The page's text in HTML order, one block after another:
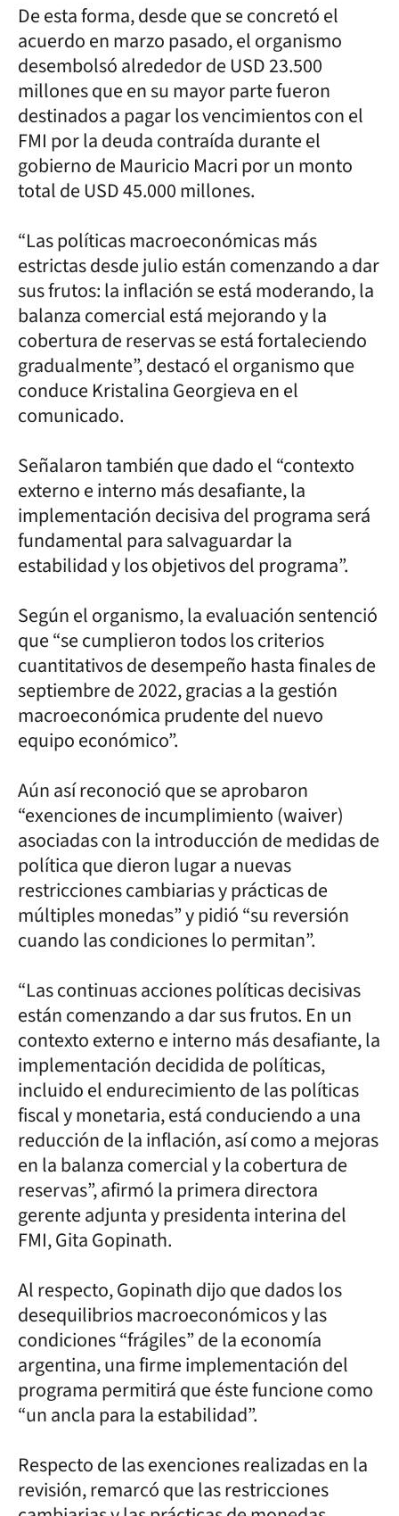
De esta forma, desde que se concretó el
acuerdo en marzo pasado, el organismo
desembolsó alrededor de USD 23.500
millones que en su mayor parte fueron
destinados a pagar los vencimientos con el
FMI por la deuda contraída durante el
gobierno de Mauricio Macri por un monto
total de USD 45.000 millones.
“Las políticas macroeconómicas más
estrictas desde julio están comenzando a dar
sus frutos: la inflación se está moderando, la
balanza comercial está mejorando y la
cobertura de reservas se está fortaleciendo
gradualmente”, destacó el organismo que
conduce Kristalina Georgieva en el
comunicado.
Señalaron también que dado el “contexto
externo e interno más desafiante, la
implementación decisiva del programa será
fundamental para salvaguardar la
estabilidad y los objetivos del programa”.
Según el organismo, la evaluación sentenció
que “se cumplieron todos los criterios
cuantitativos de desempeño hasta finales de
septiembre de 2022, gracias a la gestión
macroeconómica prudente del nuevo
equipo económico”.
Aún así reconoció que se aprobaron
“exenciones de incumplimiento (waiver)
asociadas con la introducción de medidas de
política que dieron lugar a nuevas
restricciones cambiarias y prácticas de
múltiples monedas” y pidió “su reversión
cuando las condiciones lo permitan”.
“Las continuas acciones políticas decisivas
están comenzando a dar sus frutos. En un
contexto externo e interno más desafiante, la
implementación decidida de políticas,
incluido el endurecimiento de las políticas
fiscal y monetaria, está conduciendo a una
reducción de la inflación, así como a mejoras
en la balanza comercial y la cobertura de
reservas”, afirmó la primera directora
gerente adjunta y presidenta interina del
FMI, Gita Gopinath.
Al respecto, Gopinath dijo que dados los
desequilibrios macroeconómicos y las
condiciones “frágiles” de la economía
argentina, una firme implementación del
programa permitirá que éste funcione como
“un ancla para la estabilidad”.
Respecto de las exenciones realizadas en la
revisión, remarcó que las restricciones